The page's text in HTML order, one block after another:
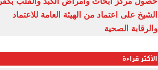
الشيخ على اعتماد من الهيئة العامة للاعتماد
والرقابة الصحية
الأكثر قراءة